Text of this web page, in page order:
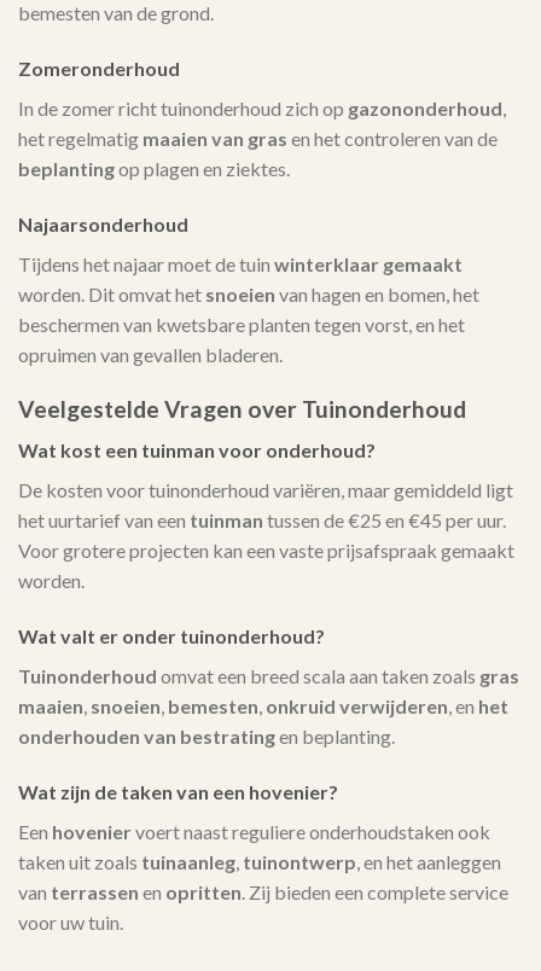
bemesten van de grond.
Zomeronderhoud
In de zomer richt tuinonderhoud zich op gazononderhoud,
het regelmatig maaien van gras en het controleren van de
beplantingop plagen en ziektes.
Najaarsonderhoud
Tijdens het najaar moet de tuin winterklaar gemaakt
worden. Dit omvat het snoeien van hagen en bomen, het
beschermen van kwetsbare planten tegen vorst, en het
opruimen van gevallen bladeren.
Veelgestelde Vragen over Tuinonderhoud
Wat kost een tuinman voor onderhoud?
De kosten voor tuinonderhoud variëren, maar gemiddeld ligt
het uurtarief van een tuinman tussen de €25 en €45 per uur.
Voor grotere projecten kan een vaste prijsafspraak gemaakt
worden.
Wat valt er onder tuinonderhoud?
Tuinonderhoud omvat een breed scala aan taken zoals gras
maaien, snoeien, bemesten, onkruid verwijderen, en het
onderhouden van bestratingen beplanting.
Wat zijn de taken van een hovenier?
Een hoveniervoert naast reguliere onderhoudstaken ook
taken uit zoals tuinaanleg, tuinontwerp, en het aanleggen
van terrassen en opritten. Zij bieden een complete service
voor uw tuin.